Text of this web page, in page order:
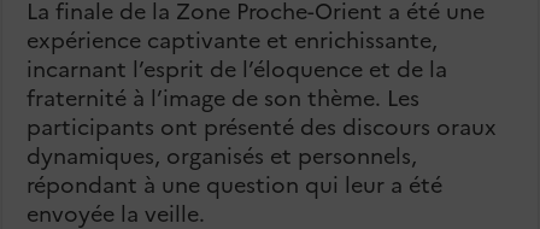
La finale de la Zone Proche-Orient a été une
expérience captivante et enrichissante,
incarnant l’esprit de l’éloquence et de la
fraternité à l’image de son thème. Les
participants ont présenté des discours oraux
dynamiques, organisés et personnels,
répondant à une question qui leur a été
envoyée la veille.